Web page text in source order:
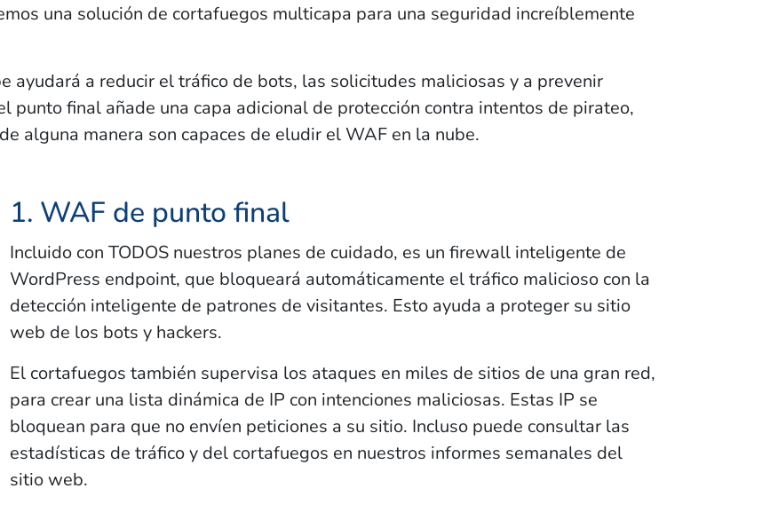
una solución de cortafuegos multicapa para una seguridad increíblemente
ayudará a reducir el tráfico de bots, las solicitudes maliciosas y a prevenir
punto final añade una capa adicional de protección contra intentos de pirateo,
alguna manera son capaces de eludir el WAF en la nube.
1. WAF de punto final
Incluido con TODOS nuestros planes de cuidado, es un firewall inteligente de
WordPress endpoint, que bloqueará automáticamente el tráfico malicioso con la
detección inteligente de patrones de visitantes. Esto ayuda a proteger su sitio
web de los bots y hackers.
El cortafuegos también supervisa los ataques en miles de sitios de una gran red,
para crear una lista dinámica de IP con intenciones maliciosas. Estas IP se
bloquean para que no envíen peticiones a su sitio. Incluso puede consultar las
estadísticas de tráfico y del cortafuegos en nuestros informes semanales del
sitio web.